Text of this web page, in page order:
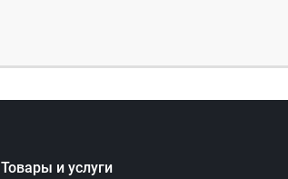
Товары и услуги